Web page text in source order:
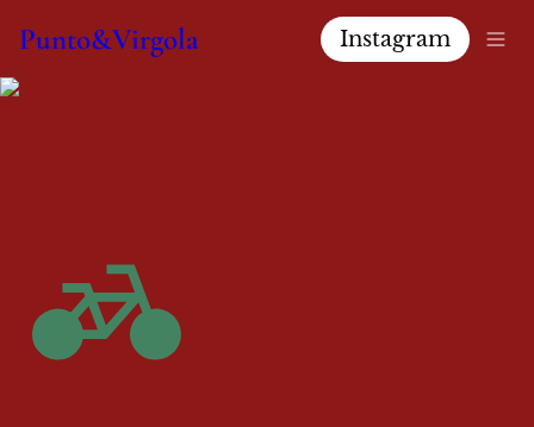
Punto&Virgola Instagram